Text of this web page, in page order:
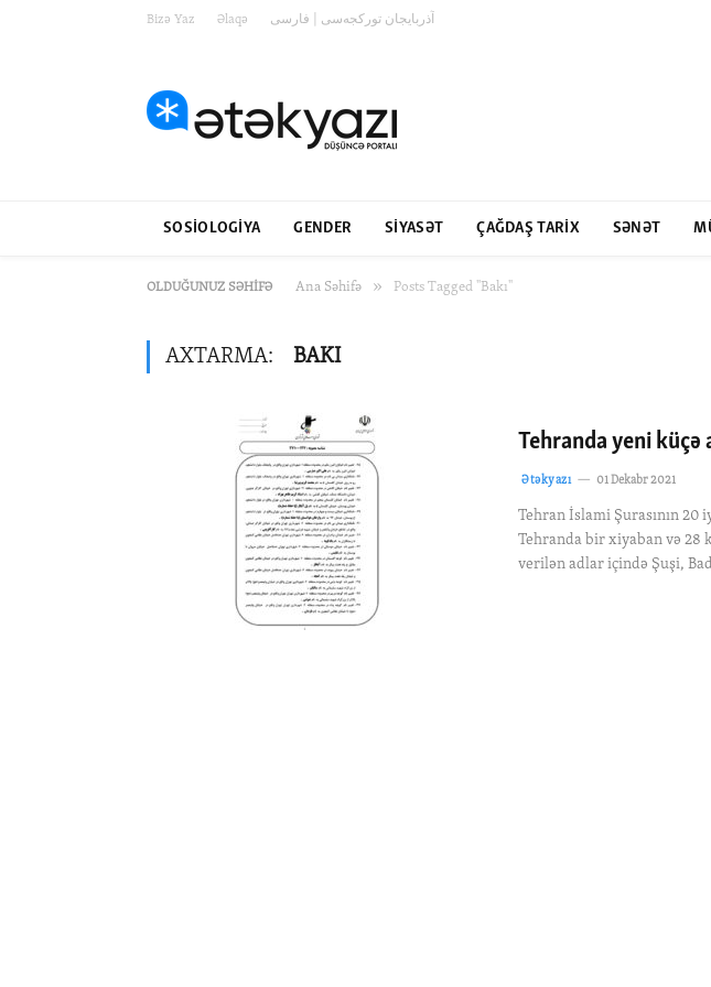
Bizə Yaz Əlaqə آذربایجان تورکجه‌سی | فارسی
SOSIOLOGIYA GENDER SIYASƏT ÇAĞDAŞ TARIX SƏNƏT
OLDUĞUNUZ SƏHIFƏ Ana Səhifə » Posts Tagged "Bakı"
AXTARMA: BAKI
Tehranda yeni küçə
Ətəkyazı 01 Dekabr 2021
Tehran İslami Şurasının 20
Tehranda bir xiyaban və 28
verilən adlar içində Şuşi,